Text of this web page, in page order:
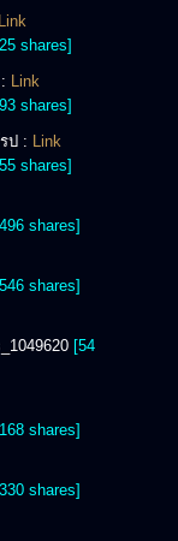
Link
shares]
Link
shares]
ป : Link
shares]
shares]
shares]
[54
shares]
shares]